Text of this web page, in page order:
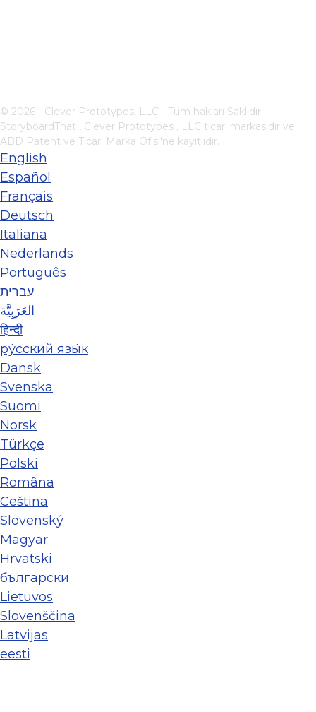
© 2026 - Clever Prototypes, LLC - Tüm hakları Saklıdır.
StoryboardThat , Clever Prototypes , LLC ticari markasıdır ve
ABD Patent ve Ticari Marka Ofisi'ne kayıtlıdır.
English
Español
Français
Deutsch
Italiana
Nederlands
Português
עברית
العَرَبِيَّة
हिन्दी
ру́сский язы́к
Dansk
Svenska
Suomi
Norsk
Türkçe
Polski
Româna
Ceština
Slovenský
Magyar
Hrvatski
български
Lietuvos
Slovenščina
Latvijas
eesti